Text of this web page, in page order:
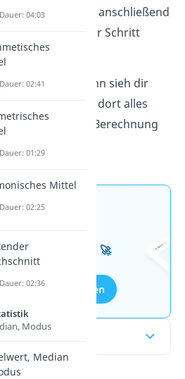
und erläutern anschließend
Schritt für Schritt
einesBeispiels
auf Lesen? Dann sieh dir
an und lerne dort alles
Bedeutung und Berechnung
neu: Teste dein
Aufgaben 🚀
Aufgaben entdecken
04:03
02:41
01:29
Mittel
02:25
02:36
Modus
Median